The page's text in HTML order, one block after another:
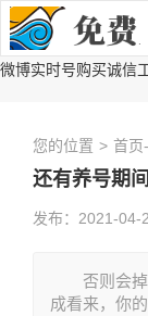
微博实时号购买诚信
您的位置 > 首页
还有养号期
发布：2021-04-
否则会掉
成看来，你